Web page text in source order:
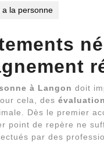
a la personne
à Langon doit
cela, des
Dès le premier
point de repère ne
par des